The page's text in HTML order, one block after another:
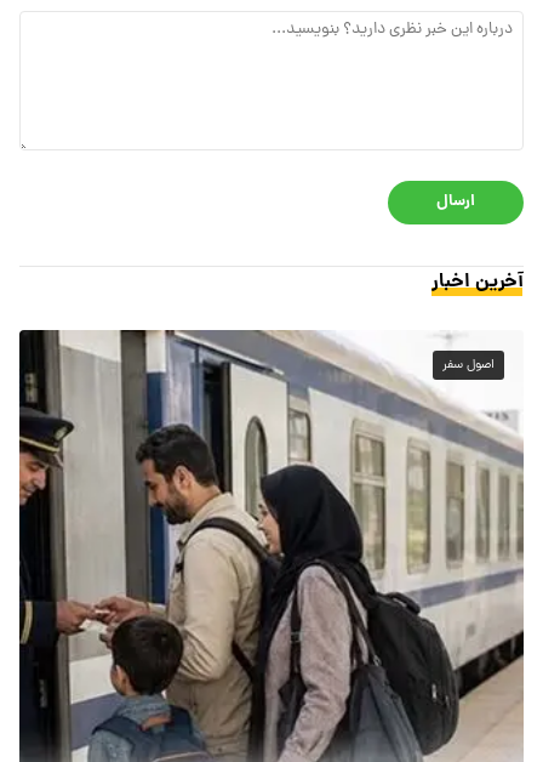
ارسال
آخرین اخبار
اصول سفر